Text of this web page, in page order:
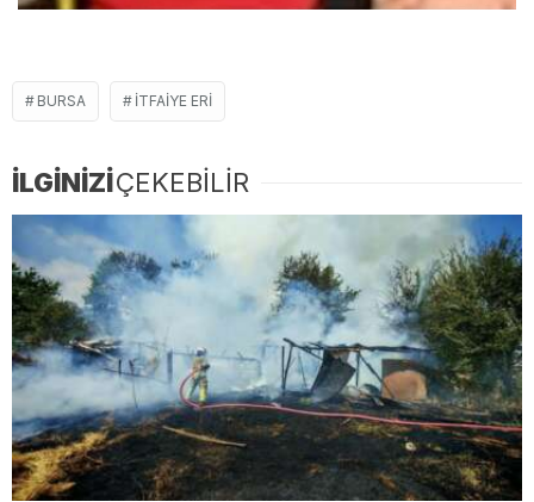
BURSA ITFAIYE ERI
İLGİNİZİÇEKEBİLİR